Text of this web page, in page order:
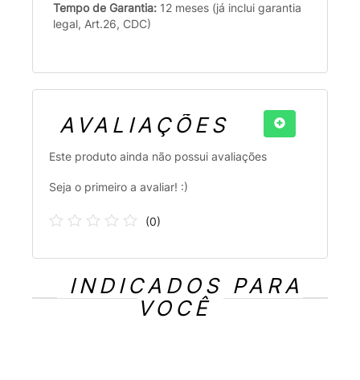
Tempo de Garantia: 12 meses (já inclui garantia
legal, Art.26, CDC)
AVALIAÇÕES
Este produto ainda não possui avaliações
Seja o primeiro a avaliar! :)
(0)
INDICADOS PARA
VOCÊ